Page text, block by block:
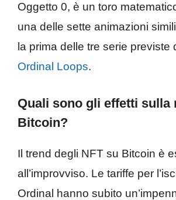
Oggetto 0, è un toro
una delle sette animazioni
la prima delle tre serie previste
Ordinal Loops.
Quali sono gli effetti sulla
Bitcoin?
Il trend degli NFT su Bitcoin è
all’improvviso. Le tariffe per
Ordinal hanno subito